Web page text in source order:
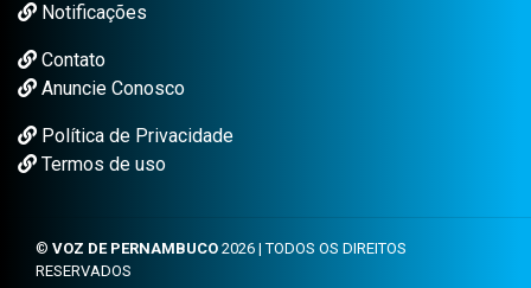
Notificações
Contato
Anuncie Conosco
Política de Privacidade
Termos de uso
© VOZ DE PERNAMBUCO 2026 | TODOS OS DIREITOS
RESERVADOS